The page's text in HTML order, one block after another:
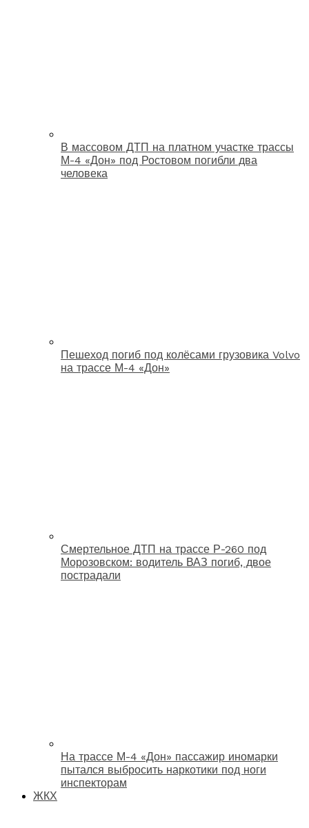
В массовом ДТП на платном участке трассы
М-4 «Дон» под Ростовом погибли два
человека
Пешеход погиб под колёсами грузовика Volvo
на трассе М-4 «Дон»
Смертельное ДТП на трассе Р-260 под
Морозовском: водитель ВАЗ погиб, двое
пострадали
На трассе М-4 «Дон» пассажир иномарки
пытался выбросить наркотики под ноги
инспекторам
ЖКХ